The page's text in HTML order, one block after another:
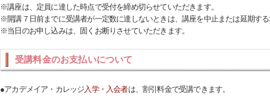
※講座は、定員に達した時点で受付を締め切らせていただきます。
※開講７日前までに受講者が一定数に達しないときは、講座を中止または延期する
※当日のお申し込みは、固くお断りさせていただきます。
受講料金のお支払いについて
●アカデメイア・カレッジ入学・入会者は、割引料金で受講できます。